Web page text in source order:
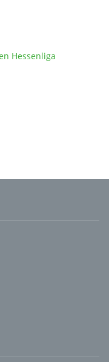
Hessenliga